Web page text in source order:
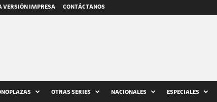
VERSIÓN IMPRESA CONTÁCTANOS
OTRAS SERIES NACIONALES ESPECIALES